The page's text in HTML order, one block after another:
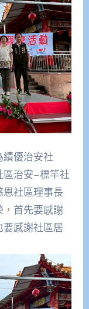
優治安社
區治安–標竿社
社區理事長
首先要感謝
要感謝社區居